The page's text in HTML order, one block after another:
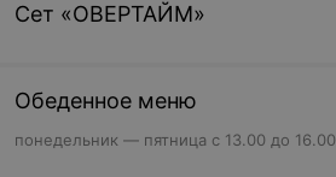
Cет «ОВЕРТАЙМ»
Обеденное меню
понедельник — пятница с 13.00 до 16.00